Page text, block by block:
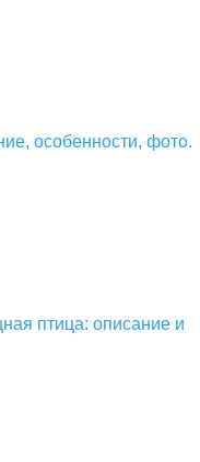
особенности, фото.
птица: описание и